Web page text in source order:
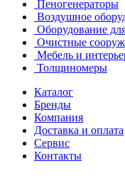
Пеногенераторы
Воздушное
Оборудование
Очистные
Мебель и
Толщиномеры
Каталог
Бренды
Компания
Доставка и оплата
Сервис
Контакты